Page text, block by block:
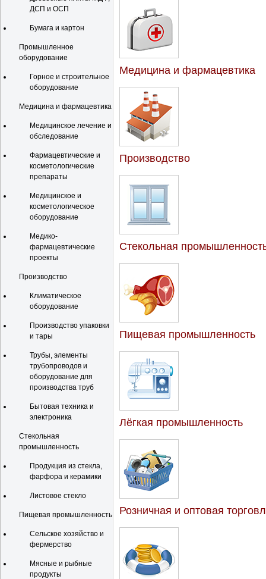
ДСП и ОСП
Бумага и картон
Промышленное
оборудование
Горное и строительное
оборудование
Медицина и фармацевтика
Медицинское лечение и
обследование
Фармацевтические и
косметологические
препараты
Медицинское и
косметологическое
оборудование
Медико-
фармацевтические
проекты
Производство
Климатическое
оборудование
Производство упаковки
и тары
Трубы, элементы
трубопроводов и
оборудование для
производства труб
Бытовая техника и
электроника
Стекольная
промышленность
Продукция из стекла,
фарфора и керамики
Листовое стекло
Пищевая промышленность
Сельское хозяйство и
фермерство
Мясные и рыбные
продукты
Медицина и фармацевтика
Производство
Стекольная
Пищевая промышленность
Лёгкая промышленность
Розничная и оптовая